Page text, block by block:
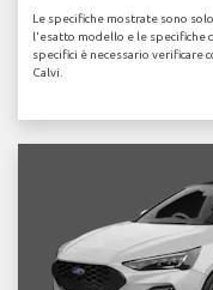
Le specifiche mostrate sono
l'esatto modello e le specifiche
specifici è necessario verificare
Calvi.